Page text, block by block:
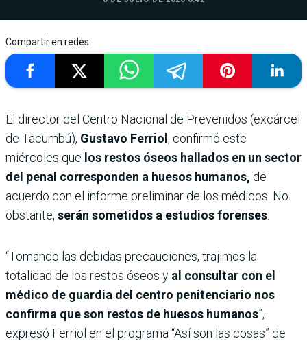
Compartir en redes
El director del Centro Nacional de Prevenidos (excárcel
de Tacumbú), Gustavo Ferriol , confirmó este
miércoles que los restos óseos hallados en un sector
del penal corresponden a huesos humanos, de
acuerdo con el informe preliminar de los médicos. No
obstante, serán sometidos a estudios forenses
“Tomando las debidas precauciones, trajimos la
totalidad de los restos óseos y al consultar con el
médico de guardia del centro penitenciario nos
confirma que son restos de huesos humanos”,
expresó Ferriol en el programa “Así son las cosas” de